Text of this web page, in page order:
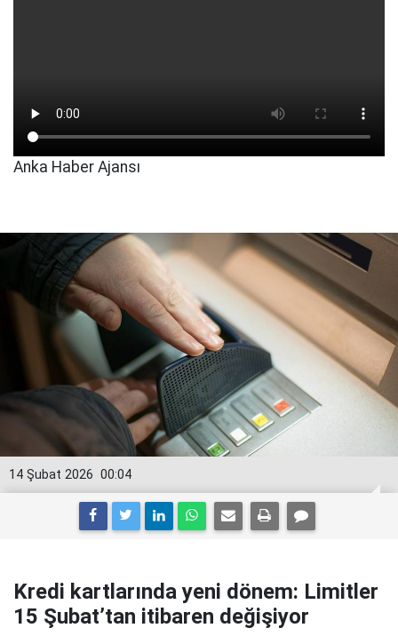
Anka Haber Ajansı
00:04
14 Şubat 2026
Kredi kartlarında yeni dönem: Limitler
15 Şubat’tan itibaren değişiyor